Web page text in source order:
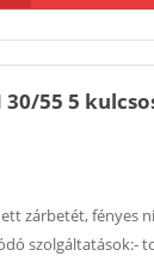
30/55 5
zárbetét, fényes
szolgáltatások:-